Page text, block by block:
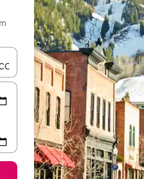
os usando as seta para cima e para